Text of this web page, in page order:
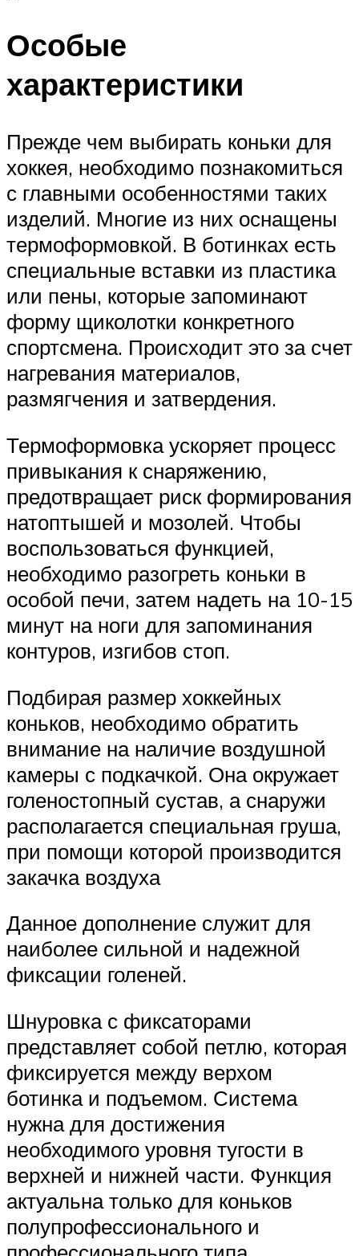
Особые
характеристики
Прежде чем выбирать коньки для
хоккея, необходимо познакомиться
с главными особенностями таких
изделий. Многие из них оснащены
термоформовкой. В ботинках есть
специальные вставки из пластика
или пены, которые запоминают
форму щиколотки конкретного
спортсмена. Происходит это за счет
нагревания материалов,
размягчения и затвердения.
Термоформовка ускоряет процесс
привыкания к снаряжению,
предотвращает риск формирования
натоптышей и мозолей. Чтобы
воспользоваться функцией,
необходимо разогреть коньки в
особой печи, затем надеть на 10-15
минут на ноги для запоминания
контуров, изгибов стоп.
Подбирая размер хоккейных
коньков, необходимо обратить
внимание на наличие воздушной
камеры с подкачкой. Она окружает
голеностопный сустав, а снаружи
располагается специальная груша,
при помощи которой производится
закачка воздуха
Данное дополнение служит для
наиболее сильной и надежной
фиксации голеней.
Шнуровка с фиксаторами
представляет собой петлю, которая
фиксируется между верхом
ботинка и подъемом. Система
нужна для достижения
необходимого уровня тугости в
верхней и нижней части. Функция
актуальна только для коньков
полупрофессионального и